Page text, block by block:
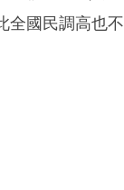
全國民調高也不